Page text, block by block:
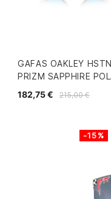
GAFAS OAKLEY HSTN
PRIZM SAPPHIRE
215,00 €
182,75 €
-15%